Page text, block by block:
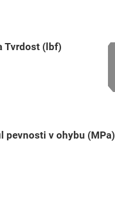
Tvrdost (lbf)
pevnosti v ohybu (MPa)